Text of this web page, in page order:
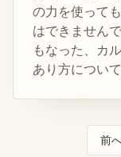
の力を使って
はできません
もなった、カ
あり方につい
前